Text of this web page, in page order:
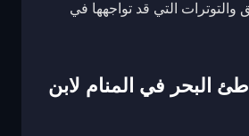
والتوترات التي قد تواجهها في
البحر في المنام لابن